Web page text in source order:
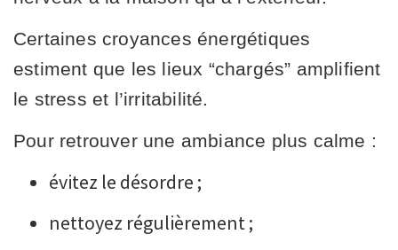
Certaines croyances énergétiques
estiment que les lieux “chargés” amplifient
le stress et l’irritabilité.
Pour retrouver une ambiance plus calme :
évitez le désordre ;
nettoyez régulièrement ;